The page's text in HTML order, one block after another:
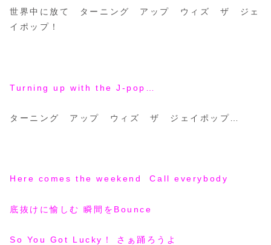
世界中に放て ターニング アップ ウィズ ザ ジェ
イポップ！
Turning up with the J-pop…
ターニング アップ ウィズ ザ ジェイポップ…
Here comes the weekend Call everybody
底抜けに愉しむ 瞬間をBounce
So You Got Lucky！ さぁ踊ろうよ